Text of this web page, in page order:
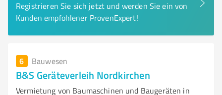
Registrieren Sie sich jetzt und werden Sie ein von
Kunden empfohlener ProvenExpert!
6 Bauwesen
B&S Geräteverleih Nordkirchen
Vermietung von Baumaschinen und Baugeräten in